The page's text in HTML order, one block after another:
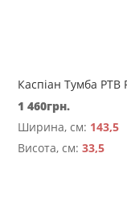
Каспіан Тумба РТВ
1 460грн.
Ширина, см: 143,5
Висота, см:33,5